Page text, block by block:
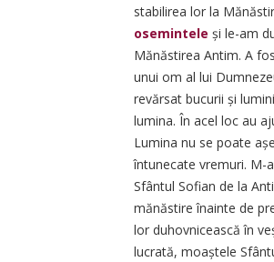
stabilirea lor la
osemintele și le-am
Mănăstirea Antim. A
unui om al lui
revărsat bucurii și
lumina. În acel loc au
Lumina nu se poate
întunecate vremuri. M-
Sfântul Sofian de la
mănăstire înainte de
lor duhovnicească în
lucrată, moaștele